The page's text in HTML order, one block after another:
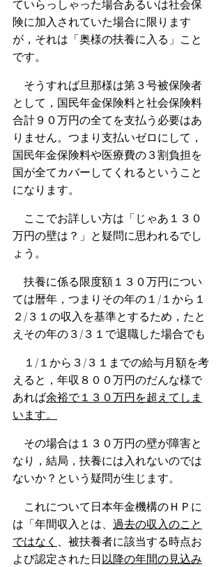
ていらっしゃった場合あるいは社会保
険に加入されていた場合に限ります
が，それは「奥様の扶養に入る」こと
です。
そうすれば旦那様は第３号被保険者
として，国民年金保険料と社会保険料
合計９０万円の全てを支払う必要はあ
りません。つまり支払いゼロにして，
国民年金保険料や医療費の３割負担を
国が全てカバーしてくれるということ
になります。
ここでお詳しい方は「じゃあ１３０
万円の壁は？」と疑問に思われるでし
ょう。
扶養に係る限度額１３０万円につい
ては暦年，つまりその年の１/１から１
２/３１の収入を基準とするため，たと
えその年の３/３１で退職した場合でも
１/１から３/３１までの給与月額を考
えると，年収８００万円のだんな様で
あれば余裕で１３０万円を超えてしま
います。
その場合は１３０万円の壁が障害と
なり，結局，扶養には入れないのでは
ないか？という疑問が生じます。
これについて日本年金機構のＨＰに
は「年間収入とは、 過去の収入のこと
ではなく 、被扶養者に該当する時点お
よび認定された日 以降の年間の見込み